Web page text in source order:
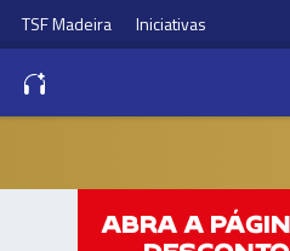
TSF Madeira Iniciativas